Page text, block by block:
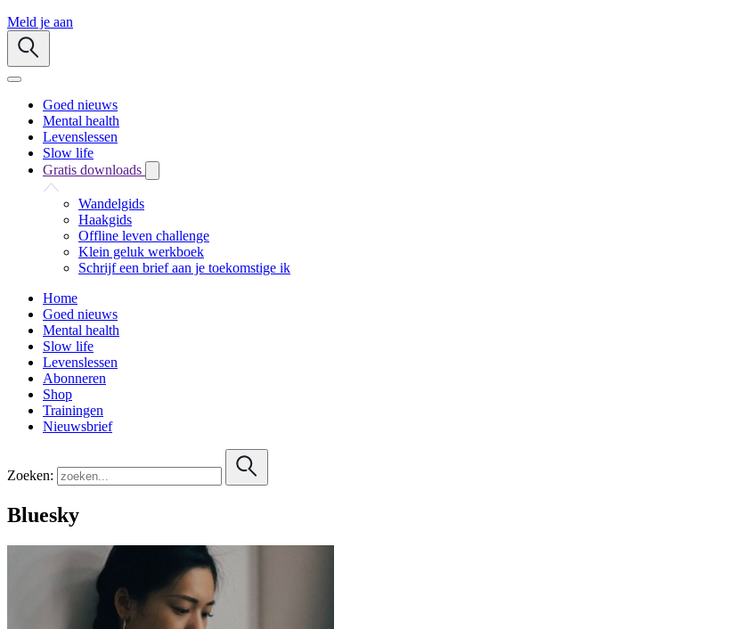
Meld je aan
Goed nieuws
Mental health
Levenslessen
Slow life
Gratis downloads
Wandelgids
Haakgids
Offline leven challenge
Klein geluk werkboek
Schrijf een brief aan je toekomstige ik
Home
Goed nieuws
Mental health
Slow life
Levenslessen
Abonneren
Shop
Trainingen
Nieuwsbrief
Zoeken:
Bluesky